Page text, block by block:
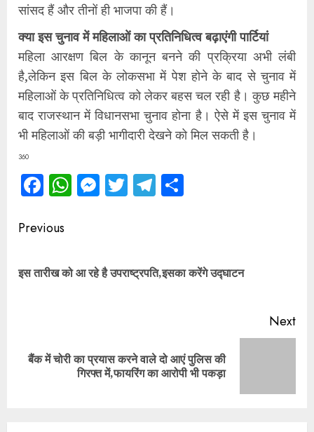
सांसद हैं और तीनों ही भाजपा की हैं।
क्या इस चुनाव में महिलाओं का प्रतिनिधित्व बढ़ाएंगी पार्टियां
महिला आरक्षण बिल के कानून बनने की प्रक्रिया अभी लंबी
है,लेकिन इस बिल के लोकसभा में पेश होने के बाद से चुनाव में
महिलाओं के प्रतिनिधित्व को लेकर बहस चल रही है। कुछ महीने
बाद राजस्थान में विधानसभा चुनाव होना है। ऐसे में इस चुनाव में
भी महिलाओं की बड़ी भागीदारी देखने को मिल सकती है।
360
Facebook
WhatsApp
Messenger
TwitterTelegram
Continue
Previous
इस तारीख को आ रहे है उपराष्ट्रपति,इसका करेंगे उद्घाटन
Next
Next
बैंक में चोरी का प्रयास करने वाले दो आएं पुलिस की
गिरफ्त में,फायरिंग का आरोपी भी पकड़ा